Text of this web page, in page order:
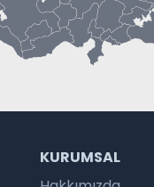
KURUMSAL